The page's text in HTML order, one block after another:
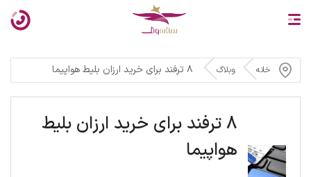
خانه وبلاگ ۸ ترفند برای خرید ارزان بلیط هواپیما
8 ترفند برای خرید ارزان بلیط
هواپیما